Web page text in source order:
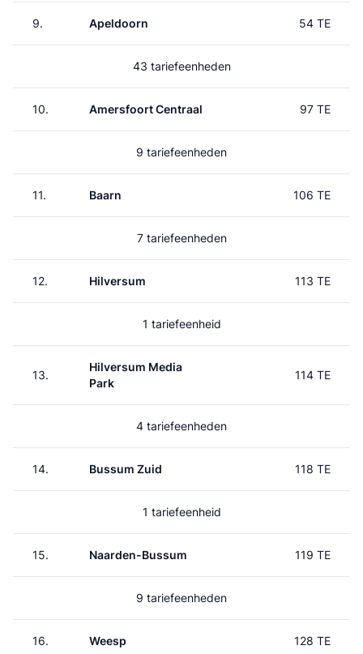
9. Apeldoorn 54 TE
43 tariefeenheden
10. Amersfoort Centraal 97 TE
9 tariefeenheden
11. Baarn 106 TE
7 tariefeenheden
12. Hilversum 113 TE
1 tariefeenheid
13.
Hilversum Media
Park
114 TE
4 tariefeenheden
14. Bussum Zuid 118 TE
1 tariefeenheid
15. Naarden-Bussum 119 TE
9 tariefeenheden
16. Weesp 128 TE